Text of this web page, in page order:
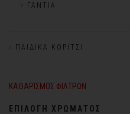
ΓΆΝΤΙΑ
ΠΑΙΔΙΚΆ ΚΟΡΊΤΣΙ
ΚΑΘΑΡΙΣΜΌΣ ΦΊΛΤΡΩΝ
ΕΠΙΛΟΓΉ ΧΡΏΜΑΤΟΣ